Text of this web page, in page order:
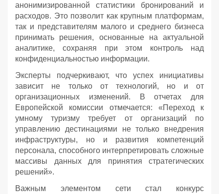
анонимизированной статистики бронирований и
расходов. Это позволит как крупным платформам,
так и представителям малого и среднего бизнеса
принимать решения, основанные на актуальной
аналитике, сохраняя при этом контроль над
конфиденциальностью информации.
Эксперты подчеркивают, что успех инициативы
зависит не только от технологий, но и от
организационных изменений. В отчетах для
Европейской комиссии отмечается: «Переход к
умному туризму требует от организаций по
управлению дестинациями не только внедрения
инфраструктуры, но и развития компетенций
персонала, способного интерпретировать сложные
массивы данных для принятия стратегических
решений».
Важным элементом сети стал конкурс